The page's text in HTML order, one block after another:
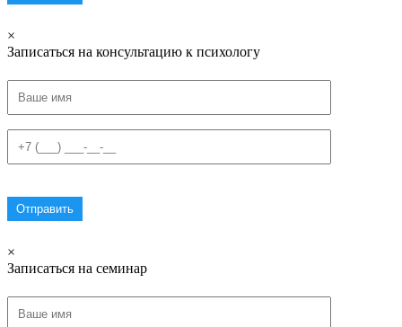
×
Записаться на консультацию к психологу
×
Записаться на семинар